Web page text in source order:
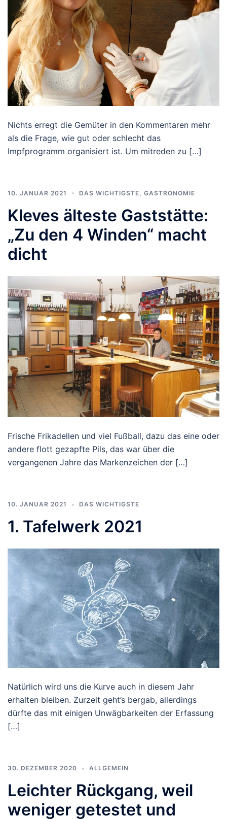
Nichts erregt die Gemüter in den Kommentaren mehr
als die Frage, wie gut oder schlecht das
Impfprogramm organisiert ist. Um mitreden zu […]
10. JANUAR 2021 DAS WICHTIGSTE GASTRONOMIE
Kleves älteste Gaststätte:
„Zu den 4 Winden“ macht
dicht
Frische Frikadellen und viel Fußball, dazu das eine oder
andere flott gezapfte Pils, das war über die
vergangenen Jahre das Markenzeichen der […]
10. JANUAR 2021 DAS WICHTIGSTE
1. Tafelwerk 2021
Natürlich wird uns die Kurve auch in diesem Jahr
erhalten bleiben. Zurzeit geht’s bergab, allerdings
dürfte das mit einigen Unwägbarkeiten der Erfassung
[…]
30. DEZEMBER 2020 ALLGEMEIN
Leichter Rückgang, weil
weniger getestet und